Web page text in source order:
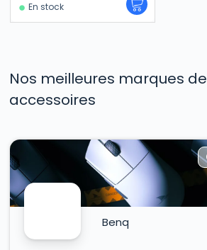
En stock
Nos meilleures marques
accessoires
Benq